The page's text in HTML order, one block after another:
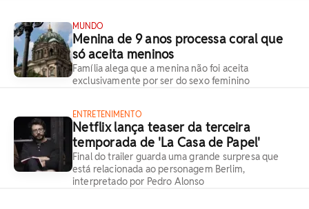
MUNDO
Menina de 9 anos processa coral que
só aceita meninos
Família alega que a menina não foi aceita
exclusivamente por ser do sexo feminino
ENTRETENIMENTO
Netflix lança teaser da terceira
temporada de 'La Casa de Papel'
Final do trailer guarda uma grande surpresa que
está relacionada ao personagem Berlim,
interpretado por Pedro Alonso